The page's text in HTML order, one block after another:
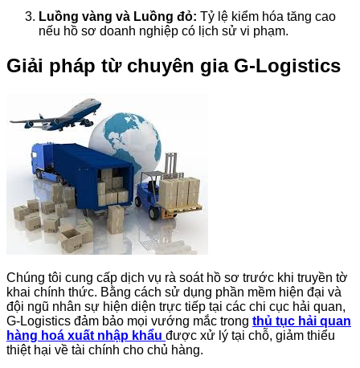
Luồng vàng và Luồng đỏ: Tỷ lệ kiểm hóa tăng cao
nếu hồ sơ doanh nghiệp có lịch sử vi phạm.
Giải pháp từ chuyên gia G-Logistics
Chúng tôi cung cấp dịch vụ rà soát hồ sơ trước khi truyền tờ
khai chính thức. Bằng cách sử dụng phần mềm hiện đại và
đội ngũ nhân sự hiện diện trực tiếp tại các chi cục hải quan,
G-Logistics đảm bảo mọi vướng mắc trong thủ tục hải quan
hàng hoá xuất nhập khẩu được xử lý tại chỗ, giảm thiểu
thiệt hại về tài chính cho chủ hàng.